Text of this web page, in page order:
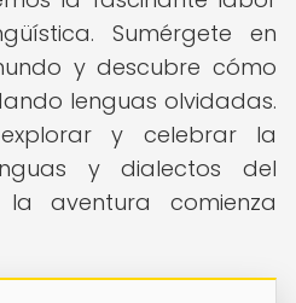
Sumérgete en
y descubre cómo
lenguas olvidadas.
y celebrar la
y dialectos del
la aventura comienza